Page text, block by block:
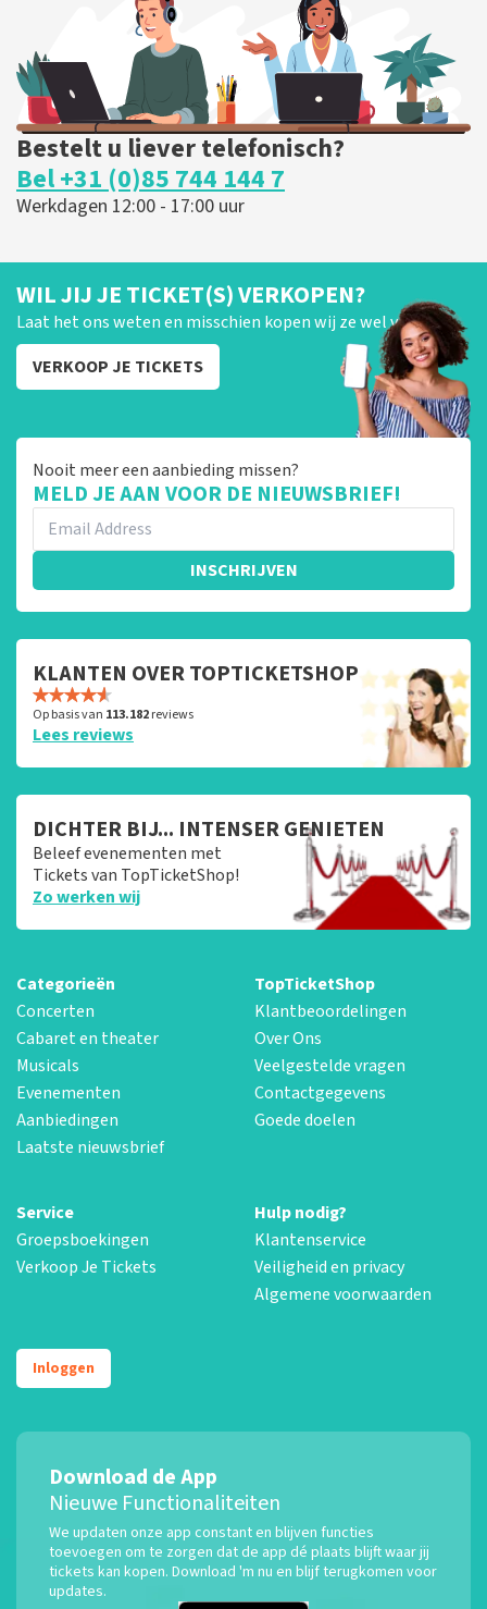
BESTEL NU
Bestelt u liever telefonisch?
Bel +31 (0)85 744 144 7
Werkdagen 12:00 - 17:00 uur
WIL JIJ JE TICKET(S) VERKOPEN?
Laat het ons weten en misschien kopen wij ze wel van je!
VERKOOP JE TICKETS
Nooit meer een aanbieding missen?
MELD JE AAN VOOR DE NIEUWSBRIEF!
INSCHRIJVEN
KLANTEN OVER TOPTICKETSHOP
Op basis van 113.182reviews
Lees reviews
DICHTER BIJ... INTENSER GENIETEN
Beleef evenementen met
Tickets van TopTicketShop!
Zo werken wij
Categorieën
Concerten
Cabaret en theater
Musicals
Evenementen
Aanbiedingen
Laatste nieuwsbrief
TopTicketShop
Klantbeoordelingen
Over Ons
Veelgestelde vragen
Contactgegevens
Goede doelen
Service
Groepsboekingen
Verkoop Je Tickets
Hulp nodig?
Klantenservice
Veiligheid en privacy
Algemene voorwaarden
Inloggen
Download de App
Nieuwe Functionaliteiten
We updaten onze app constant en blijven functies
toevoegen om te zorgen dat de app dé plaats blijft waar jij
tickets kan kopen. Download 'm nu en blijf terugkomen voor
updates.